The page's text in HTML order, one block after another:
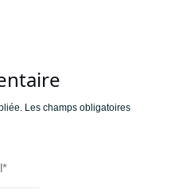
Les champs obligatoires